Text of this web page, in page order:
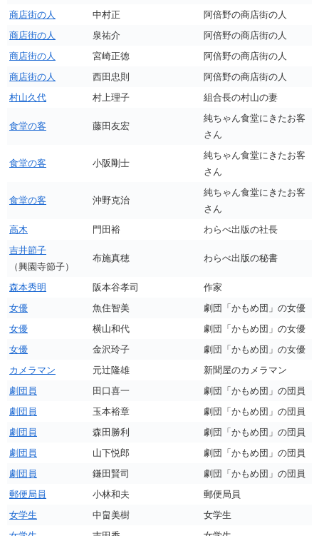
商店街の人
中村正
阿倍野の商店街の人
商店街の人
泉祐介
阿倍野の商店街の人
商店街の人
宮崎正徳
阿倍野の商店街の人
商店街の人
西田忠則
阿倍野の商店街の人
村山久代
村上理子 組合長の村山の妻
食堂の客 藤田友宏
純ちゃん食堂にきたお客
さん
食堂の客 小阪剛士
純ちゃん食堂にきたお客
さん
食堂の客 沖野克治
純ちゃん食堂にきたお客
さん
高木
門田裕
わらべ出版の社長
吉井節子
（興園寺節子）
布施真穂 わらべ出版の秘書
森本秀明 阪本谷孝司
作家
女優
魚住智美
劇団「かもめ団」の女優
女優
横山和代
劇団「かもめ団」の女優
女優
金沢玲子
劇団「かもめ団」の女優
カメラマン
元辻隆雄
新聞屋のカメラマン
劇団員
田口喜一
劇団「かもめ団」の団員
劇団員
玉本裕章
劇団「かもめ団」の団員
劇団員
森田勝利
劇団「かもめ団」の団員
劇団員
山下悦郎
劇団「かもめ団」の団員
劇団員
鎌田賢司
劇団「かもめ団」の団員
郵便局員
小林和夫
郵便局員
女学生
中畠美樹
女学生